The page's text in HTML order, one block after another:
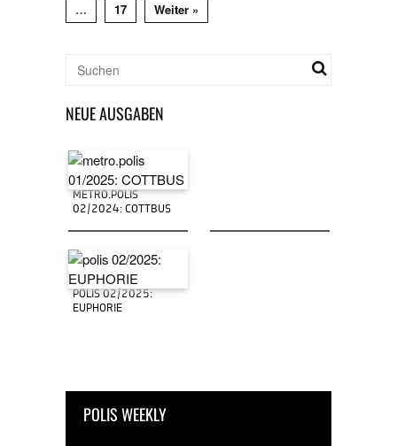
…
17 Weiter »
NEUE AUSGABEN
METRO.POLIS
02/2024: COTTBUS
POLIS 02/2025:
EUPHORIE
POLIS WEEKLY